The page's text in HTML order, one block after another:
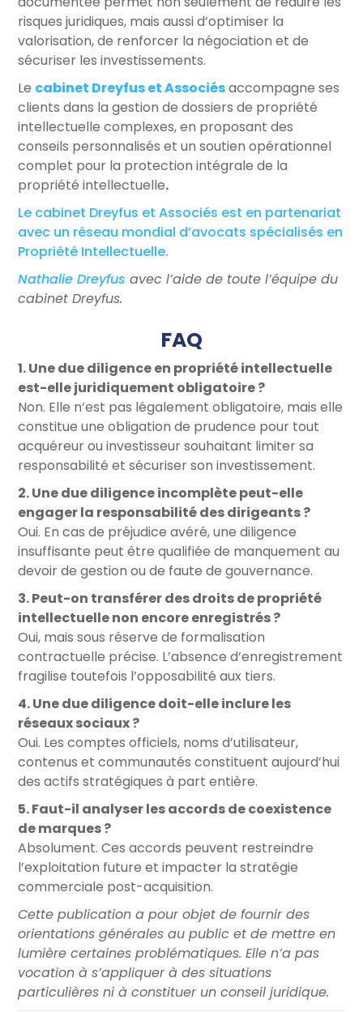
risques juridiques, mais aussi d’optimiser la
valorisation, de renforcer la négociation et de
sécuriser les investissements.
Le cabinet Dreyfus et Associésaccompagne ses
clients dans la gestion de dossiers de propriété
intellectuelle complexes, en proposant des
conseils personnalisés et un soutien opérationnel
complet pour la protection intégrale de la
propriété intellectuelle.
Le cabinet Dreyfus et Associés est en partenariat
avec un réseau mondial d’avocats spécialisés en
Propriété Intellectuelle.
Nathalie Dreyfus avec l’aide de toute l’équipe du
cabinet Dreyfus.
FAQ
1. Une due diligence en propriété intellectuelle
est-elle juridiquement obligatoire ?
Non. Elle n’est pas légalement obligatoire, mais elle
constitue une obligation de prudence pour tout
acquéreur ou investisseur souhaitant limiter sa
responsabilité et sécuriser son investissement.
2. Une due diligence incomplète peut-elle
engager la responsabilité des dirigeants ?
Oui. En cas de préjudice avéré, une diligence
insuffisante peut être qualifiée de manquement au
devoir de gestion ou de faute de gouvernance.
3. Peut-on transférer des droits de propriété
intellectuelle non encore enregistrés ?
Oui, mais sous réserve de formalisation
contractuelle précise. L’absence d’enregistrement
fragilise toutefois l’opposabilité aux tiers.
4. Une due diligence doit-elle inclure les
réseaux sociaux ?
Oui. Les comptes officiels, noms d’utilisateur,
contenus et communautés constituent aujourd’hui
des actifs stratégiques à part entière.
5. Faut-il analyser les accords de coexistence
de marques ?
Absolument. Ces accords peuvent restreindre
l’exploitation future et impacter la stratégie
commerciale post-acquisition.
Cette publication a pour objet de fournir des
orientations générales au public et de mettre en
lumière certaines problématiques. Elle n’a pas
vocation à s’appliquer à des situations
particulières ni à constituer un conseil juridique.